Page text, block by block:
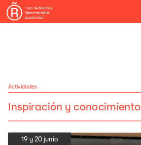
Actividades
Inspiración y conocimiento
19 y 20 junio